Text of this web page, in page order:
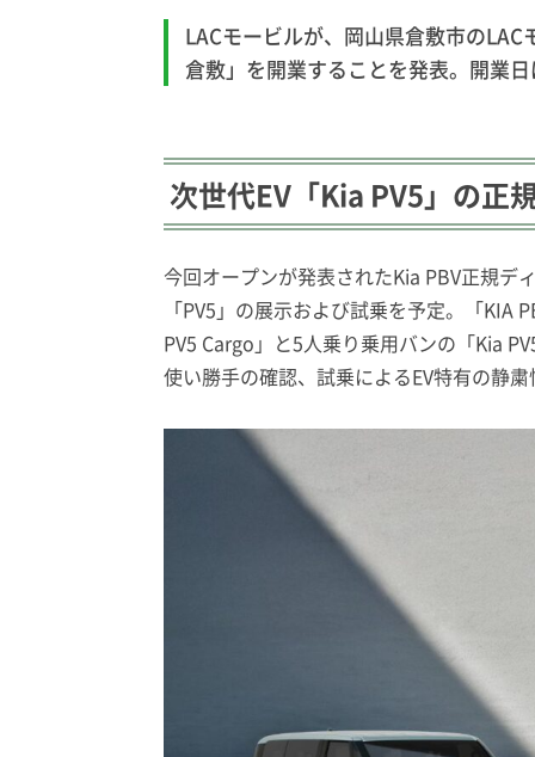
LACモービルが、岡山県倉敷市の
倉敷」を開業することを発表。開業
次世代EV「Kia PV5」の正
今回オープンが発表されたKia PBV正規デ
「PV5」の展示および試乗を予定。
「KIA
PV5 Cargo」と5人乗り乗用バンの「Kia
使い勝手の確認、試乗によるEV特有の静